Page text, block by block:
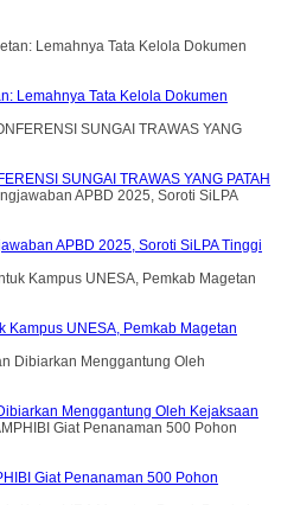
Lemahnya Tata Kelola Dokumen
SUNGAI TRAWAS YANG PATAH
APBD 2025, Soroti SiLPA Tinggi
Kampus UNESA, Pemkab Magetan
Menggantung Oleh Kejaksaan
Giat Penanaman 500 Pohon